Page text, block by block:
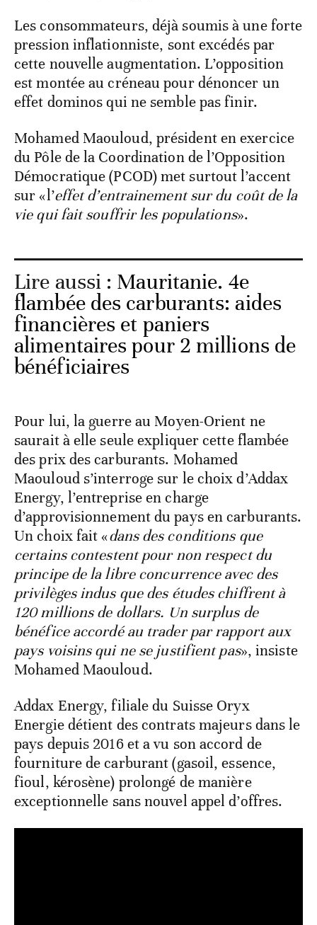
Les consommateurs, déjà soumis à une forte
pression inflationniste, sont excédés par
cette nouvelle augmentation. L’opposition
est montée au créneau pour dénoncer un
effet dominos qui ne semble pas finir.
Mohamed Maouloud, président en exercice
du Pôle de la Coordination de l’Opposition
Démocratique (PCOD) met surtout l’accent
sur «l’effet d’entrainement sur du coût de la
vie qui fait souffrir les populations».
Lire aussi : Mauritanie. 4e
flambée des carburants: aides
financières et paniers
alimentaires pour 2 millions de
bénéficiaires
Pour lui, la guerre au Moyen-Orient ne
saurait à elle seule expliquer cette flambée
des prix des carburants. Mohamed
Maouloud s’interroge sur le choix d’Addax
Energy, l’entreprise en charge
d’approvisionnement du pays en carburants.
Un choix fait «dans des conditions que
certains contestent pour non respect du
principe de la libre concurrence avec des
privilèges indus que des études chiffrent à
120 millions de dollars. Un surplus de
bénéfice accordé au trader par rapport aux
pays voisins qui ne se justifient pas», insiste
Mohamed Maouloud.
Addax Energy, filiale du Suisse Oryx
Energie détient des contrats majeurs dans le
pays depuis 2016 et a vu son accord de
fourniture de carburant (gasoil, essence,
fioul, kérosène) prolongé de manière
exceptionnelle sans nouvel appel d’offres.